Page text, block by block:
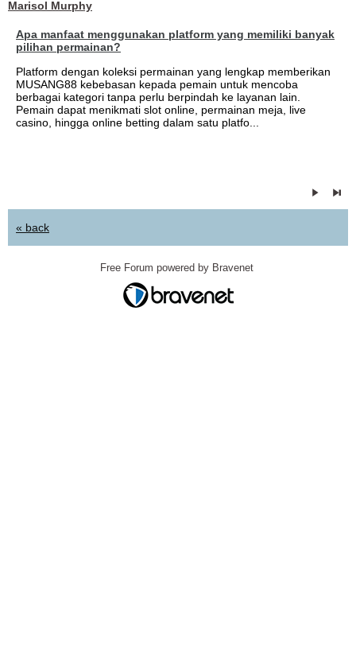
Marisol Murphy
Apa manfaat menggunakan platform yang memiliki banyak
pilihan permainan?
Platform dengan koleksi permainan yang lengkap memberikan
MUSANG88 kebebasan kepada pemain untuk mencoba
berbagai kategori tanpa perlu berpindah ke layanan lain.
Pemain dapat menikmati slot online, permainan meja, live
casino, hingga online betting dalam satu platfo...
« back
Free Forum powered by Bravenet